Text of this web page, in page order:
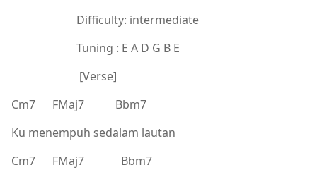
Difficulty: intermediate
Tuning : E A D G B E
[Verse]
Cm7 FMaj7 Bbm7
Ku menempuh sedalam lautan
Cm7 FMaj7 Bbm7